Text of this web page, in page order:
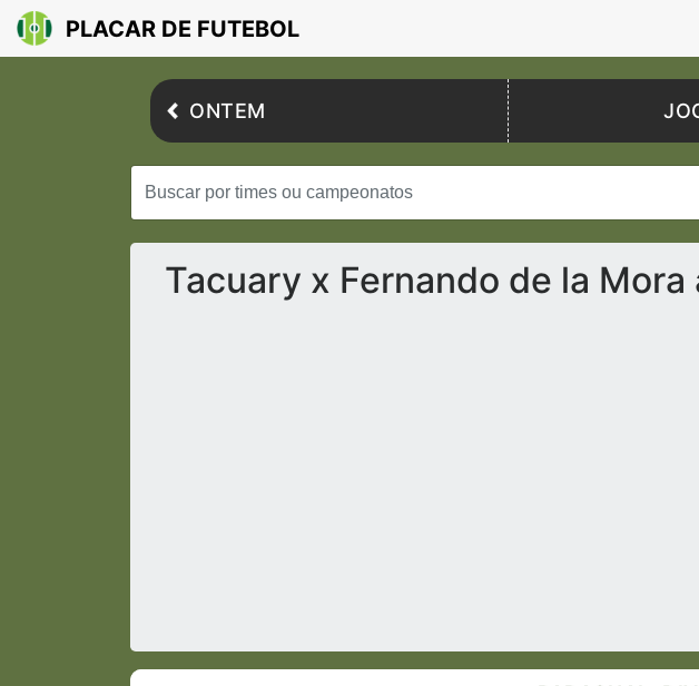
PLACAR DE FUTEBOL
ONTEM
Tacuary x Fernando de la Mora